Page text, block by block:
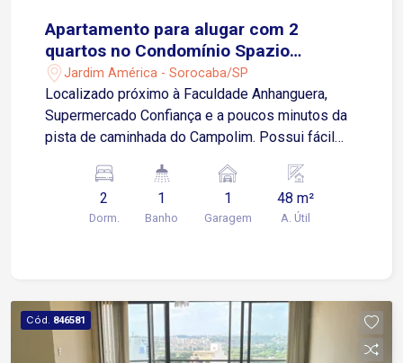
Apartamento para alugar com 2
quartos no Condomínio Spazio
Salamanca em Sorocaba/SP
Jardim América - Sorocaba/SP
Localizado próximo à Faculdade Anhanguera,
Supermercado Confiança e a poucos minutos da
pista de caminhada do Campolim. Possui fácil
cercado por restaurantes, farmácias, academias e
diversos comércios e serviços. Sobre o imóvel:
Semi mobiliado 2 quartos Sala de estar Cozinha
Quadra poliesportiva Salão de festas
Churrasqueira Playground Ideal para quem deseja
morar em um condomínio completo, com
2
Dorm.
1
Banho
1
Garagem
48 m²
A. Útil
Cód. 846581